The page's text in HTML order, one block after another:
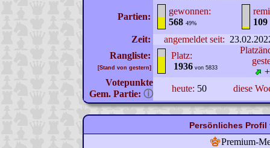
Partien:
gewonnen:
568 49%
109
Zeit:
angemeldet seit:
Rangliste:
[Stand von gestern]
Platz:
1936 von 5833
Votepunkte
Gem. Partie: ⓘ
heute: 50 diese
Persönliches
Premium-